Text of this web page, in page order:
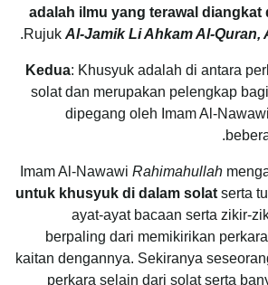
adalah ilmu yang terawal diangkat
RujukAl-Jamik Li Ahkam Al-Quran,
.
Kedua: Khusyuk adalah di antara
solat dan merupakan pelengkap
dipegang oleh Imam Al-Nawawi
Imam Al-Nawawi Rahimahullah
untuk khusyuk di dalam solatserta
ayat-ayat bacaan serta zikir-
berpaling dari memikirikan
kaitan dengannya. Sekiranya
perkara selain dari solat serta